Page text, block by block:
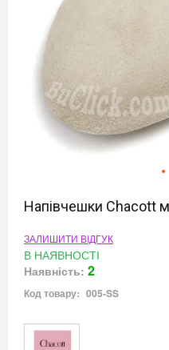
до
зображень
Напівчешки Chacott
ЗАЛИШИТИ ВІДГУК
В НАЯВНОСТІ
Наявність: 2
Код товару: 005-SS